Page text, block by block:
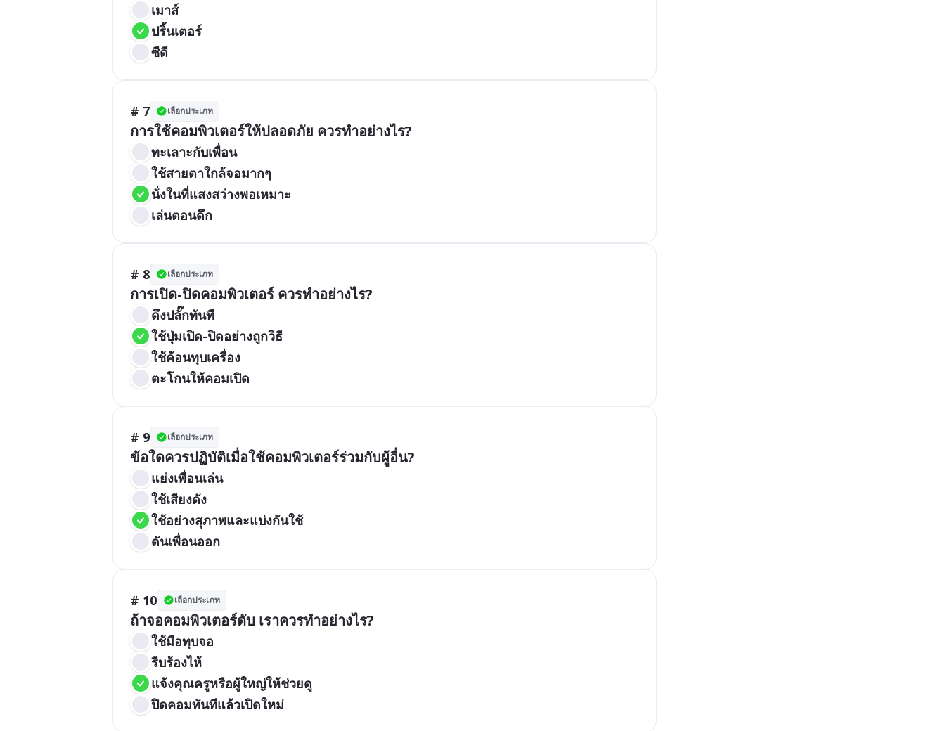
เมาส์
ปริ้นเตอร์
ซีดี
# 7 เลือกประเภท
การใช้คอมพิวเตอร์ให้ปลอดภัย ควรทำอย่างไร?
ทะเลาะกับเพื่อน
ใช้สายตาใกล้จอมากๆ
นั่งในที่แสงสว่างพอเหมาะ
เล่นตอนดึก
# 8 เลือกประเภท
การเปิด-ปิดคอมพิวเตอร์ ควรทำอย่างไร?
ดึงปลั๊กทันที
ใช้ปุ่มเปิด-ปิดอย่างถูกวิธี
ใช้ค้อนทุบเครื่อง
ตะโกนให้คอมเปิด
# 9 เลือกประเภท
ข้อใดควรปฏิบัติเมื่อใช้คอมพิวเตอร์ร่วมกับผู้อื่น?
แย่งเพื่อนเล่น
ใช้เสียงดัง
ใช้อย่างสุภาพและแบ่งกันใช้
ดันเพื่อนออก
# 10 เลือกประเภท
ถ้าจอคอมพิวเตอร์ดับ เราควรทำอย่างไร?
ใช้มือทุบจอ
รีบร้องไห้
แจ้งคุณครูหรือผู้ใหญ่ให้ช่วยดู
ปิดคอมทันทีแล้วเปิดใหม่